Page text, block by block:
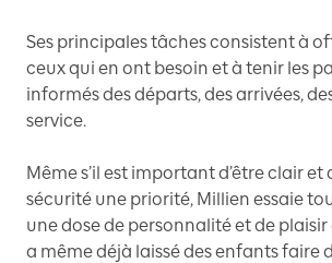
Ses principales tâches consistent à
ceux qui en ont besoin et à tenir les
informés des départs, des arrivées,
service.
Même s’il est important d’être clair et
sécurité une priorité, Millien essaie
une dose de personnalité et de
a même déjà laissé des enfants faire